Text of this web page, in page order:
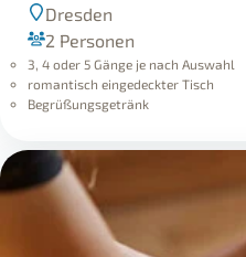
Dresden
2 Personen
3, 4 oder 5 Gänge je nach Auswahl
romantisch eingedeckter Tisch
Begrüßungsgetränk